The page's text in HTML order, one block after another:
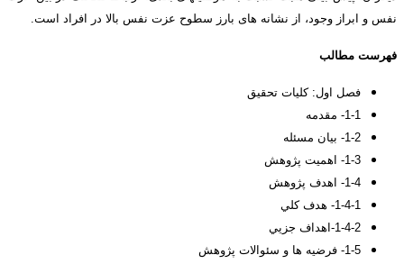
نفس و ابراز وجود، از نشانه های بارز سطوح عزت نفس بالا در افراد است.
فهرست مطالب
فصل اول: كليات تحقيق
1-1- مقدمه
1-2- بیان مسئله
1-3- اهمیت پژوهش
1-4- اهدف پژوهش
1-4-1- هدف كلي
1-4-2-اهداف جزيي
1-5- فرضيه ها و سئوالات پژوهش